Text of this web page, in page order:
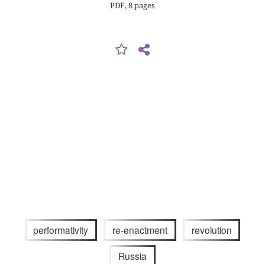
PDF, 8 pages
performativity re-enactment revolution
Russia